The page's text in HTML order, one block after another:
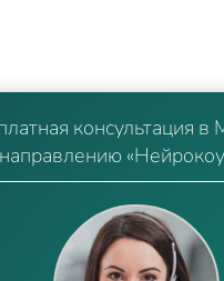
консультация в
направлению